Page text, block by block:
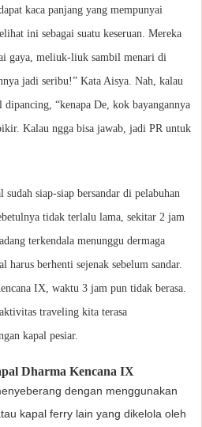
kaca panjang yang mempunyai
ini sebagai suatu keseruan. Mereka
gaya, meliuk-liuk sambil menari di
jadi seribu!” Kata Aisya. Nah, kalau
“kenapa De, kok bayangannya
Kalau ngga bisa jawab, jadi PR untuk
siap-siap bersandar di pelabuhan
tidak terlalu lama, sekitar 2 jam
terkendala menunggu dermaga
harus berhenti sejenak sebelum sandar.
IX, waktu 3 jam pun tidak berasa.
traveling kita terasa
kapal pesiar.
Dharma Kencana IX
dengan menggunakan
kapal ferry lain yang dikelola oleh